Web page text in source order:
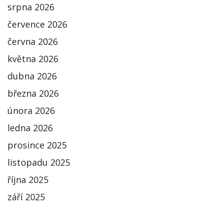
srpna 2026
července 2026
června 2026
května 2026
dubna 2026
března 2026
února 2026
ledna 2026
prosince 2025
listopadu 2025
října 2025
září 2025